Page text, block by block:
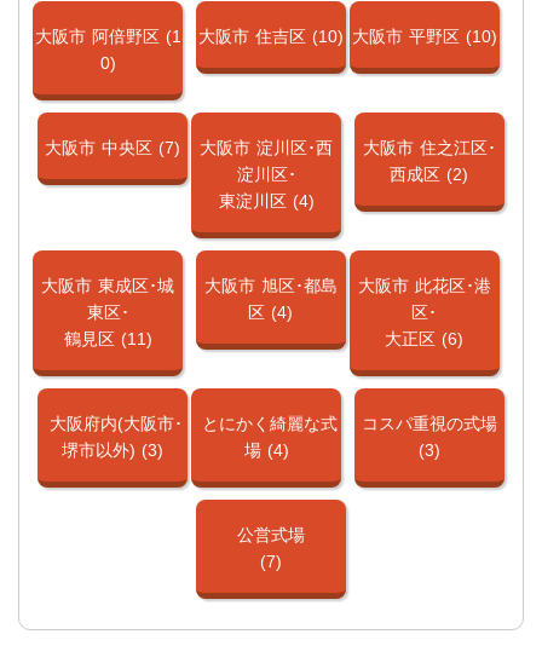
大阪市 阿倍野区 (1
0)
大阪市 住吉区 (10) 大阪市 平野区 (10)
大阪市 中央区 (7) 大阪市 淀川区･西
淀川区･
東淀川区 (4)
大阪市 住之江区･
西成区 (2)
大阪市 東成区･城
東区･
鶴見区 (11)
大阪市 旭区･都島
区 (4)
大阪市 此花区･港
区･
大正区 (6)
大阪府内(大阪市･
堺市以外) (3)
とにかく綺麗な式
場 (4)
コスパ重視の式場
(3)
公営式場
(7)